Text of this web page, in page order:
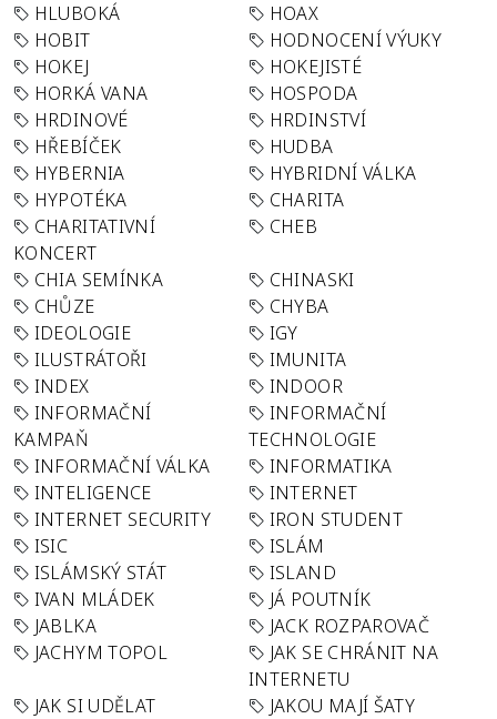
HLUBOKÁ
HOAX
HOBIT
HODNOCENÍ VÝUKY
HOKEJ
HOKEJISTÉ
HORKÁ VANA
HOSPODA
HRDINOVÉ
HRDINSTVÍ
HŘEBÍČEK
HUDBA
HYBERNIA
HYBRIDNÍ VÁLKA
HYPOTÉKA
CHARITA
CHARITATIVNÍ
KONCERT
CHEB
CHIA SEMÍNKA
CHINASKI
CHŮZE
CHYBA
IDEOLOGIE
IGY
ILUSTRÁTOŘI
IMUNITA
INDEX
INDOOR
INFORMAČNÍ
KAMPAŇ
INFORMAČNÍ
TECHNOLOGIE
INFORMAČNÍ VÁLKA
INFORMATIKA
INTELIGENCE
INTERNET
INTERNET SECURITY
IRON STUDENT
ISIC
ISLÁM
ISLÁMSKÝ STÁT
ISLAND
IVAN MLÁDEK
JÁ POUTNÍK
JABLKA
JACK ROZPAROVAČ
JACHYM TOPOL
JAK SE CHRÁNIT NA
INTERNETU
JAK SI UDĚLAT
JAKOU MAJÍ ŠATY